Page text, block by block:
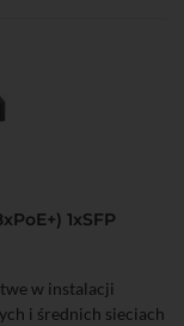
1xSFP
w instalacji
i średnich sieciach